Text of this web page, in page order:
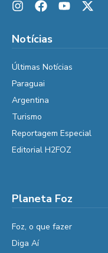
Notícias
Últimas Notícias
Paraguai
Argentina
Turismo
Reportagem Especial
Editorial H2FOZ
Planeta Foz
Foz, o que fazer
Diga Aí